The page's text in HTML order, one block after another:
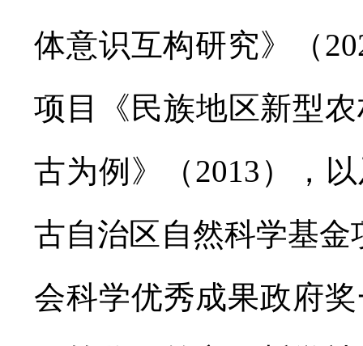
体意识互构研究》（
项目《民族地区新型
古为例》（2013），
古自治区自然科学基
会科学优秀成果政府